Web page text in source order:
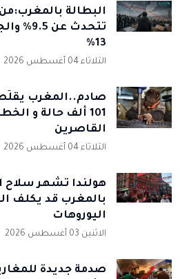
البطالة
تتحدث
13%
الثلاثاء 04 أغسطس 2026
صادم..المغرب
101 ألف حالة و
القاصرين
الثلاثاء 04 أغسطس 2026
هولندا تشهر سلاح
بالمغرب قد يكلف
اليوروهات
الاثنين 03 أغسطس 2026
صدمة جديدة